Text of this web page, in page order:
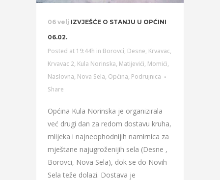
06 velj IZVJEŠĆE O STANJU U OPĆINI
06.02.
Posted at 19:44h in Borovci, Desne, Krvavac,
Krvavac 2, Kula Norinska, Matijevići, Momići,
Naslovna, Nova Sela, Općina, Podrujnica
Share
Općina Kula Norinska je organizirala
već drugi dan za redom dostavu kruha,
mlijeka i najneophodnijih namirnica za
mještane najugroženijih sela (Desne ,
Borovci, Nova Sela), dok se do Novih
Sela teže dolazi. Dostava je